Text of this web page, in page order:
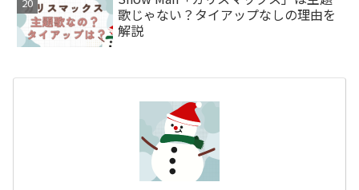
歌じゃない？タイアップなしの理由を
解説